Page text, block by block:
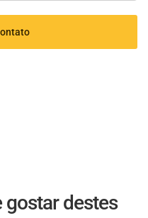
destes